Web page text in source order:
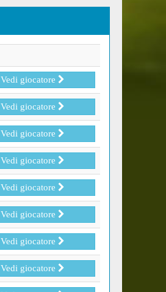
Vedi giocatore
Vedi giocatore
Vedi giocatore
Vedi giocatore
Vedi giocatore
Vedi giocatore
Vedi giocatore
Vedi giocatore